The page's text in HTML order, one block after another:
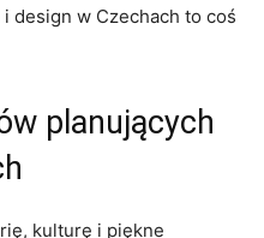
design w Czechach to‌ coś
planujących
kulturę i piękne